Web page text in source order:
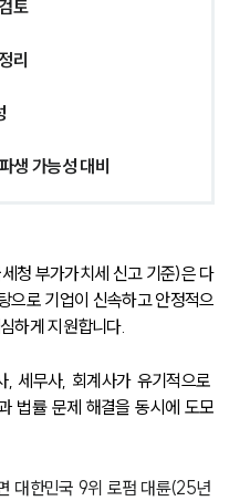
토
리
생 가능성 대비
청 부가가치세 신고 기준)은 다
으로 기업이 신속하고 안정적으
하게 지원합니다.
, 세무사, 회계사가 유기적으로
법률 문제 해결을 동시에 도모
대한민국 9위 로펌 대륜(25년